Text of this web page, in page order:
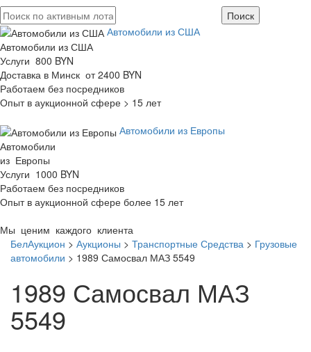
Автомобили из США
Автомобили из США
Услуги 800 BYN
Доставка в Минск от 2400 BYN
Работаем без посредников
Опыт в аукционной сфере > 15 лет
Автомобили из Европы
Автомобили
из Европы
Услуги 1000 BYN
Работаем без посредников
Опыт в аукционной сфере более 15 лет
Мы ценим каждого клиента
БелАукцион > Аукционы > Транспортные Средства > Грузовые
автомобили > 1989 Самосвал МАЗ 5549
1989 Самосвал МАЗ
5549